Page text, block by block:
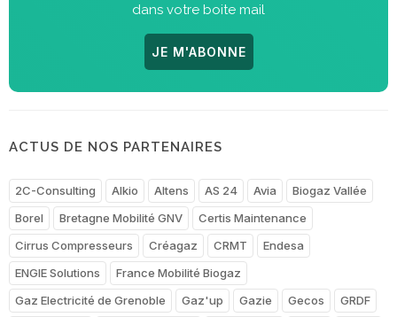
dans votre boite mail
JE M'ABONNE
ACTUS DE NOS PARTENAIRES
2C-Consulting Alkio Altens AS 24 Avia
Biogaz Vallée
Borel
Bretagne Mobilité GNV
Certis Maintenance
Cirrus Compresseurs
Créagaz CRMT
Endesa
ENGIE Solutions
France Mobilité Biogaz
Gaz Electricité de Grenoble
Gaz'up Gazie Gecos GRDF